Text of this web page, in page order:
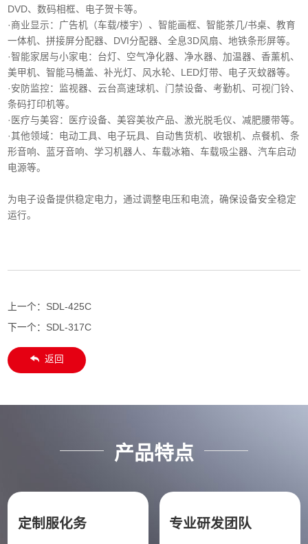
DVD、数码相框、电子贺卡等。
·商业显示‌：广告机（车载/楼宇）、智能画框、智能茶几/书桌、教育
一体机、拼接屏分配器、DVI分配器、全息3D风扇、地铁条形屏等。
·智能家居与小家电‌：台灯、空气净化器、净水器、加温器、香薰机、
美甲机、智能马桶盖、补光灯、风水轮、LED灯带、电子灭蚊器等。
‌·安防监控‌：监视器、云台高速球机、门禁设备、考勤机、可视门铃、
条码打印机等。
·医疗与美容‌：医疗设备、美容美妆产品、激光脱毛仪、减肥腰带等。
‌·其他领域‌：电动工具、电子玩具、自动售货机、收银机、点餐机、条
形音响、蓝牙音响、学习机器人、车载冰箱、车载吸尘器、汽车启动
电源等。
为电子设备提供稳定电力，通过调整电压和电流，确保设备安全稳定
运行。
上一个： SDL-425C
下一个： SDL-317C
返回
产品特点
定制服化务 专业研发团队